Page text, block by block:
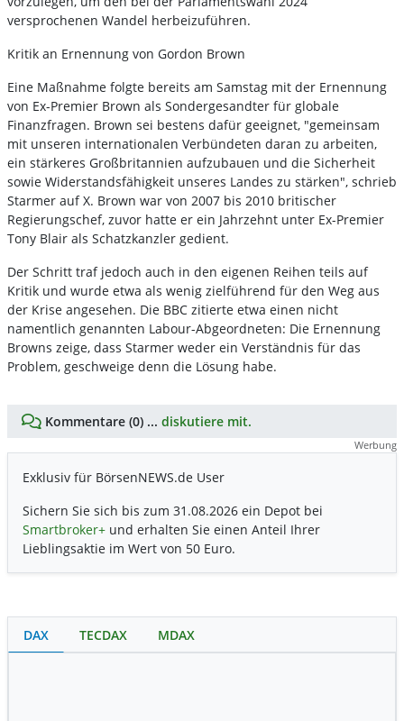
versprochenen Wandel herbeizuführen.
Kritik an Ernennung von Gordon Brown
Eine Maßnahme folgte bereits am Samstag mit der Ernennung
von Ex-Premier Brown als Sondergesandter für globale
Finanzfragen. Brown sei bestens dafür geeignet, "gemeinsam
mit unseren internationalen Verbündeten daran zu arbeiten,
ein stärkeres Großbritannien aufzubauen und die Sicherheit
sowie Widerstandsfähigkeit unseres Landes zu stärken", schrieb
Starmer auf X. Brown war von 2007 bis 2010 britischer
Regierungschef, zuvor hatte er ein Jahrzehnt unter Ex-Premier
Tony Blair als Schatzkanzler gedient.
Der Schritt traf jedoch auch in den eigenen Reihen teils auf
Kritik und wurde etwa als wenig zielführend für den Weg aus
der Krise angesehen. Die BBC zitierte etwa einen nicht
namentlich genannten Labour-Abgeordneten: Die Ernennung
Browns zeige, dass Starmer weder ein Verständnis für das
Problem, geschweige denn die Lösung habe.
Kommentare (0) ... diskutiere mit.
Werbung
Exklusiv für BörsenNEWS.de User
Sichern Sie sich bis zum 31.08.2026 ein Depot bei
Smartbroker+ und erhalten Sie einen Anteil Ihrer
Lieblingsaktie im Wert von 50 Euro.
DAX TECDAX MDAX